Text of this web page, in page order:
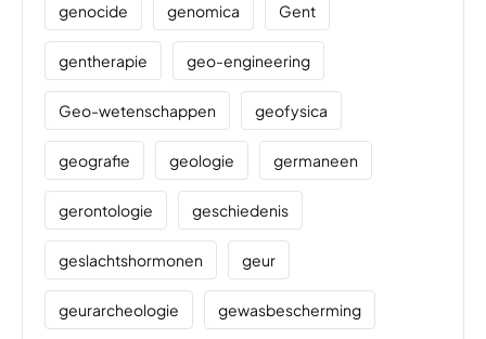
genocide genomica Gent
gentherapie geo-engineering
Geo-wetenschappen geofysica
geografie geologie germaneen
gerontologie geschiedenis
geslachtshormonen geur
geurarcheologie gewasbescherming